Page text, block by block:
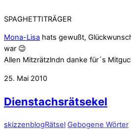
SPAGHETTITRÄGER
Mona-Lisa hats gewußt,
war 😉
Allen Mitzrätzlndn danke für´s
25. Mai 2010
Dienstachsrätsekel
skizzenblogRätsel Gebogene Wörter